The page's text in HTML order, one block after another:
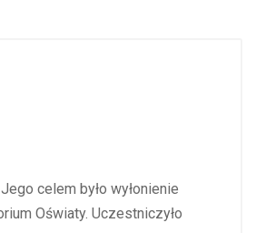
celem było wyłonienie
Oświaty. Uczestniczyło